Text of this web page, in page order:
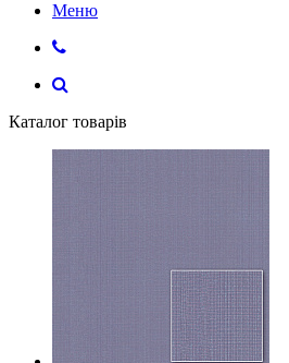
Меню
Каталог товарів